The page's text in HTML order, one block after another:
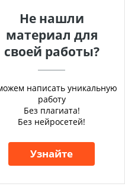
Не нашли
материал для
своей работы?
написать уникальную
работу
Без плагиата!
Без нейросетей!
Узнайте